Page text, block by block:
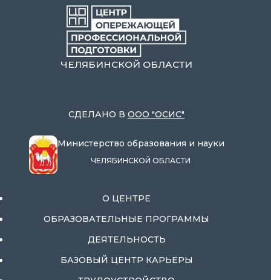
ЧЕЛЯБИНСКОЙ ОБЛАСТИ
СДЕЛАНО В ООО "ОСИС"
Министерство образования и науки
ЧЕЛЯБИНСКОЙ ОБЛАСТИ
О ЦЕНТРЕ
ОБРАЗОВАТЕЛЬНЫЕ ПРОГРАММЫ
ДЕЯТЕЛЬНОСТЬ
БАЗОВЫЙ ЦЕНТР КАРЬЕРЫ